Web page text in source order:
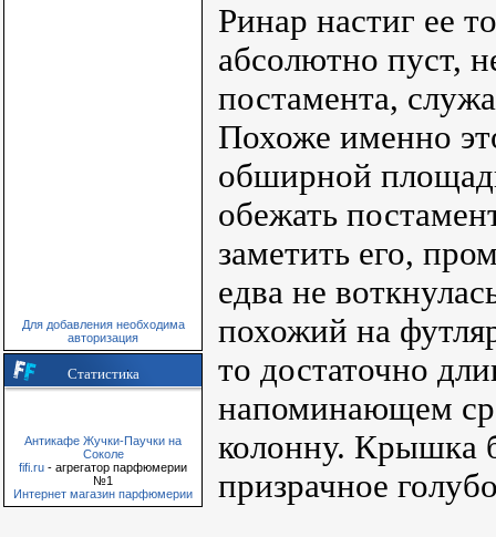
Для добавления необходима
авторизация
Статистика
Антикафе Жучки-Паучки на
Соколе
fifi.ru - агрегатор парфюмерии
№1
Интернет магазин парфюмерии
Ринар настиг ее
абсолютно пуст,
постамента,
Похоже именно
обширной
обежать
заметить его,
едва не
похожий на
то достаточно
напоминающем
колонну. Крышка
призрачное